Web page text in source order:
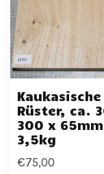
Kaukasische
Rüster, ca.
300 x
3,5kg
€75,00